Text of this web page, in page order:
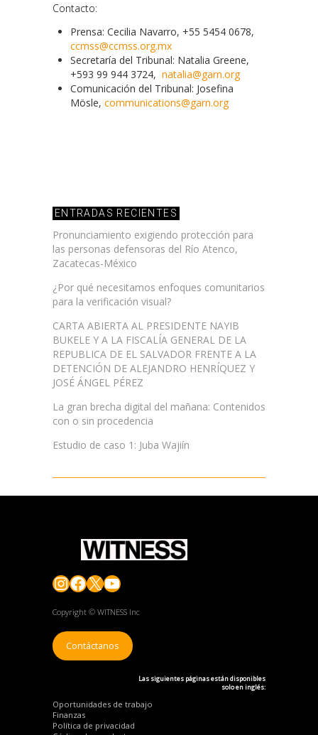
Contacto:
Prensa: Cecilia Navarro, +55 5454 0678,
ccmss@ccmss.org.mx
Secretaría del Tribunal: Natalia Greene,
+593 99 944 3724, natalia@garn.org
Comunicación del Tribunal: Josefina
Mösle, communications@garn.org
ENTRADAS RECIENTES
Pronunciamiento exigiendo protección para
las personas defensoras del Río Atenco,
Zacatecas-México
¿Por qué necesitamos enfoques comunitarios
para la verificación visual?
CARTA ABIERTA AL PRESIDENTE NAYIB
BUKELE Y A LA FISCALÍA GENERAL DE LA
REPUBLICA DE EL SALVADOR FRENTE A LA
DETENCIÓN DE ALEJANDRO HENRÍQUEZ Y
JOSÉ ÁNGEL PÉREZ
La gran brecha digital del mañana: Contenidos
con o sin procedencia
Estudio de caso 1: Juba Wajiín
Instagram
Facebook
X YouTube
Copyright © WITNESS Inc
Contáctanos
Las siguientes páginas están disponibles
solo en inglés:
Oportunidades de trabajo
Finanzas
Política de privacidad